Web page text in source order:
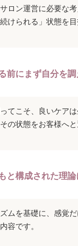
ロン運営に必要な
けられる」状態を目
前にまず自分を
てこそ、良いケア
の状態をお客様へ
と構成された理
ムを基礎に、感覚
容です。